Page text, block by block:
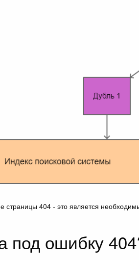
404 - это является
под ошибку